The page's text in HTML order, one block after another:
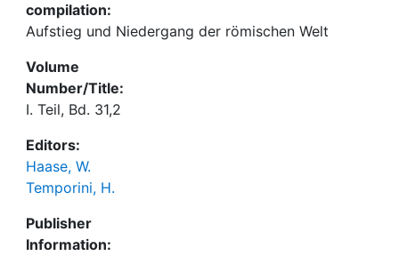
compilation:
Aufstieg und Niedergang der römischen Welt
Volume
Number/Title:
I. Teil, Bd. 31,2
Editors:
Haase, W.
Temporini, H.
Publisher
Information: